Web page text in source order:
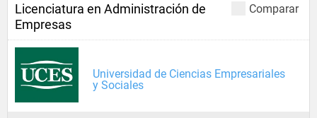
Comparar
Licenciatura en Administración de
Empresas
Universidad de Ciencias Empresariales
y Sociales